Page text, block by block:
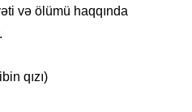
və ölümü haqqında
qızı)